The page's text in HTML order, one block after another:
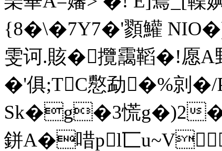
{8�\�7Y7�'顟鱹
雯诃.賅�攬靄鞱�!
�'俱;TC懯勐�%剠�/
Sk�g�3慌g�)2
鉼A�唶pl匸